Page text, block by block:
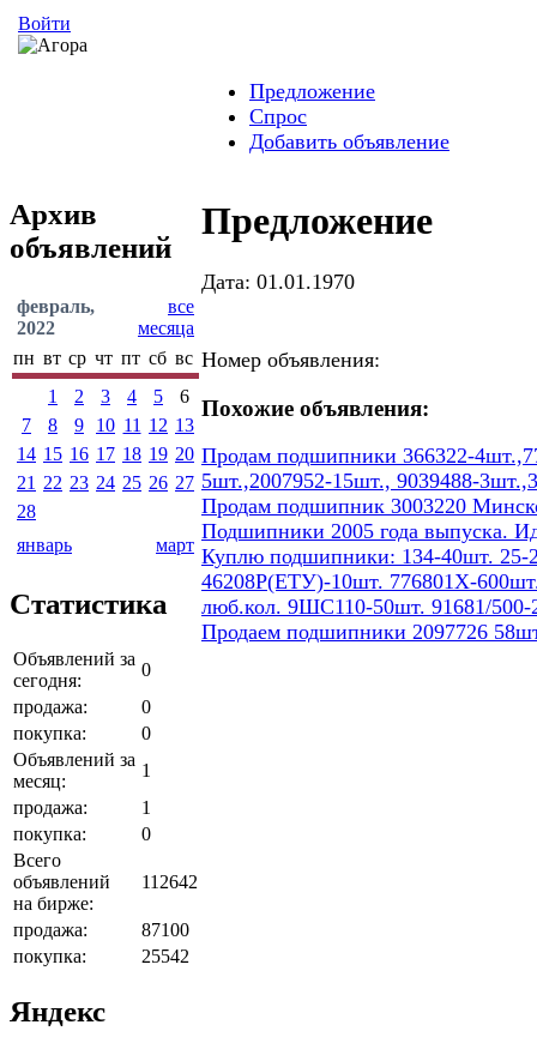
Войти
Предложение
Спрос
Добавить объявление
Архив
объявлений
февраль,
2022
все
месяца
пн вт ср чт пт сб вс
1
2 3 4 5
6
7
8 9 10 11 12 13
14 15 16 17 18 19 20
21 22 23 24 25 26 27
28
январь
март
Статистика
Объявлений за
сегодня:
0
продажа:
0
покупка:
0
Объявлений за
месяц:
1
продажа:
1
покупка:
0
Всего
объявлений
на бирже:
112642
продажа:
87100
покупка:
25542
Яндекс
Предложение
Дата: 01.01.1970
Номер объявления:
Похожие объявления:
Продам подшипники 366322-
5шт.,2007952-15шт., 9039488-
Продам подшипник 3003220
Подшипники 2005 года выпуска.
Куплю подшипники: 134-40шт.
46208Р(ЕТУ)-10шт. 776801Х-
люб.кол. 9ШС110-50шт. 91681/500-
Продаем подшипники 2097726